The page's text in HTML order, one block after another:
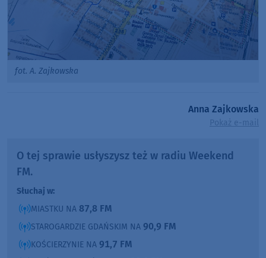
fot. A. Zajkowska
Anna Zajkowska
Pokaż e-mail
O tej sprawie usłyszysz też w radiu Weekend
FM.
Słuchaj w:
MIASTKU NA 87,8 FM
STAROGARDZIE GDAŃSKIM NA 90,9 FM
KOŚCIERZYNIE NA 91,7 FM